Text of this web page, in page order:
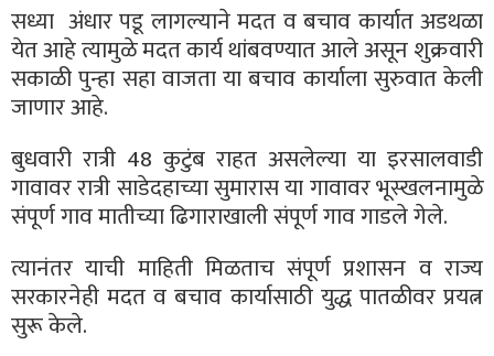
सध्या अंधार पडू लागल्याने मदत व बचाव कार्यात अडथळा
येत आहे त्यामुळे मदत कार्य थांबवण्यात आले असून शुक्रवारी
सकाळी पुन्हा सहा वाजता या बचाव कार्याला सुरुवात केली
जाणार आहे.
बुधवारी रात्री 48 कुटुंब राहत असलेल्या या इरसालवाडी
गावावर रात्री साडेदहाच्या सुमारास या गावावर भूस्खलनामुळे
संपूर्ण गाव मातीच्या ढिगाराखाली संपूर्ण गाव गाडले गेले.
त्यानंतर याची माहिती मिळताच संपूर्ण प्रशासन व राज्य
सरकारनेही मदत व बचाव कार्यासाठी युद्ध पातळीवर प्रयत्न
सुरू केले.